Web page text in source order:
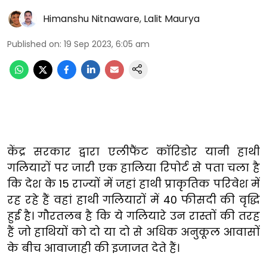
Himanshu Nitnaware, Lalit Maurya
Published on: 19 Sep 2023, 6:05 am
केंद्र सरकार द्वारा एलीफैंट कॉरिडोर यानी हाथी
गलियारों पर जारी एक हालिया रिपोर्ट से पता चला है
कि देश के 15 राज्यों में जहां हाथी प्राकृतिक परिवेश में
रह रहे हैं वहां हाथी गलियारों में 40 फीसदी की वृद्धि
हुई है। गौरतलब है कि ये गलियारे उन रास्तों की तरह
हैं जो हाथियों को दो या दो से अधिक अनुकूल आवासों
के बीच आवाजाही की इजाजत देते हैं।